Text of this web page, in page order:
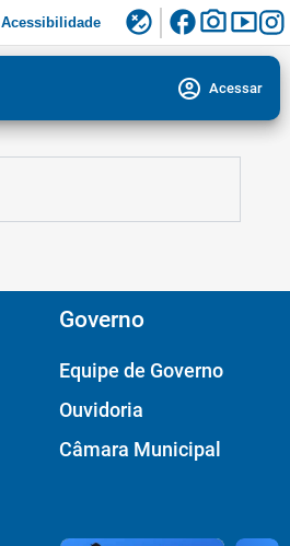
Acessibilidade flaky facebookphoto_camerasmart_display
account_circle Acessar
Governo
Equipe de Governo
Ouvidoria
Câmara Municipal